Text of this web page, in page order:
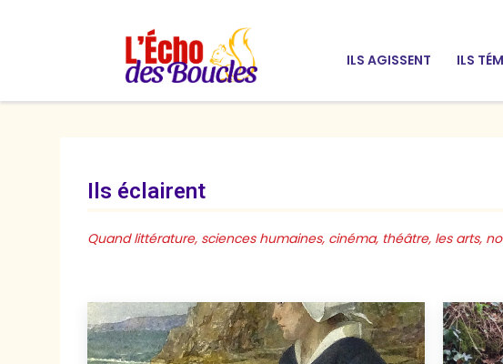
ILS AGISSENT ILS
Ils éclairent
Quand littérature, sciences humaines, cinéma, théâtre, les arts,